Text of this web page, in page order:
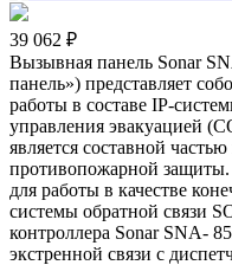
39 062 ₽
Вызывная панель Sonar
панель») представляет
работы в составе IP-
управления эвакуацией
является составной
противопожарной защиты.
для работы в качестве
системы обратной связи
контроллера Sonar SNA-
экстренной связи с